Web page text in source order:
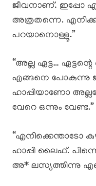
ജീവനാണ്. ഇപ്പോ
അത്രതന്നെ.
പറയാനൊള്ളൂ.”
“അല്ല ഏട്ട…
എങ്ങനെ പോകുന്നു
ഹാപ്പിയാണോ
വേറെ ഒന്നും വേണ്ട.”
“എനിക്കെന്താടോ
ഹാപ്പി ലൈഫ്.
അ* ലസ്യത്തിന്നു